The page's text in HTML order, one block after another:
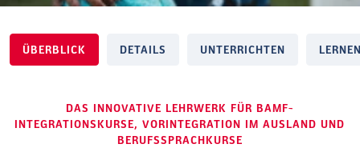
ÜBERBLICK DETAILS UNTERRICHTEN
DAS INNOVATIVE LEHRWERK FÜR BAMF-
INTEGRATIONSKURSE, VORINTEGRATION IM AUSLAND UND
BERUFSSPRACHKURSE